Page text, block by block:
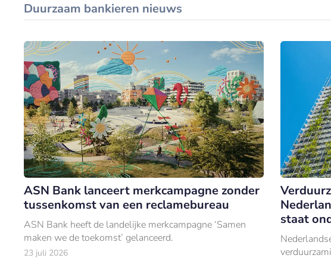
Duurzaam bankieren nieuws
ASN Bank lanceert merkcampagne zonder
tussenkomst van een reclamebureau
ASN Bank heeft de landelijke merkcampagne ‘Samen
maken we de toekomst’ gelanceerd.
23 juli 2026
staat